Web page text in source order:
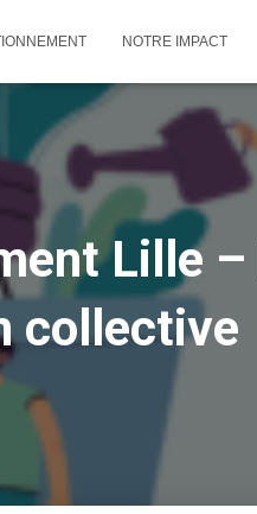
NOTRE IMPACT
Lille
collective